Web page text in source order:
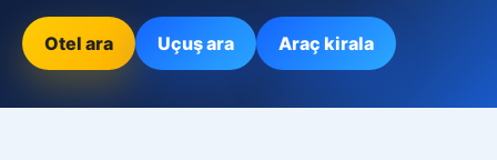
Otel ara Uçuş ara Araç kirala